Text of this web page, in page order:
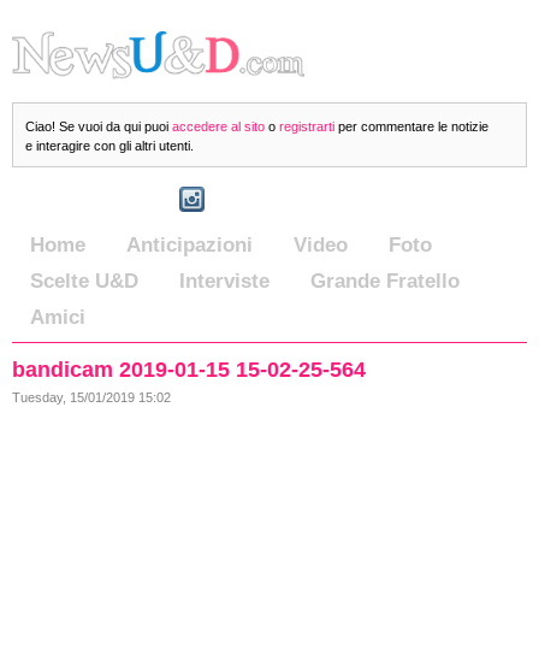
Ciao! Se vuoi da qui puoi accedere al sito o registrarti per commentare le notizie
e interagire con gli altri utenti.
Home Anticipazioni Video
Foto
Scelte U&D
Interviste
Grande Fratello
Amici
bandicam 2019-01-15 15-02-25-564
Tuesday, 15/01/2019 15:02